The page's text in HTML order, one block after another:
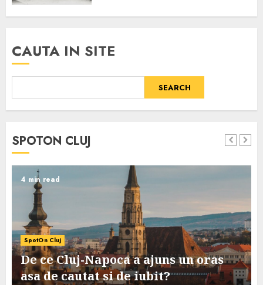
CAUTA IN SITE
SEARCH
SPOTON CLUJ
4 min read
SpotOn Cluj
De ce Cluj-Napoca a ajuns un oras
asa de cautat si de iubit?